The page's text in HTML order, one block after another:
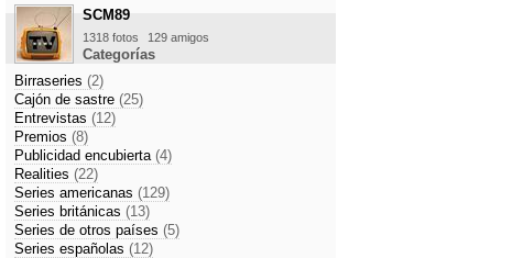
SCM89
1318 fotos 129 amigos
Categorías
Birraseries (2)
Cajón de sastre (25)
Entrevistas (12)
Premios (8)
Publicidad encubierta (4)
Realities (22)
Series americanas (129)
Series británicas (13)
Series de otros países (5)
Series españolas (12)